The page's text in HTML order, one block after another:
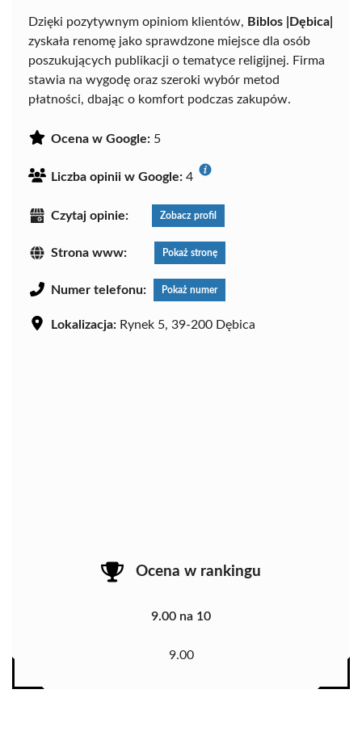
Dzięki pozytywnym opiniom klientów, Biblos |Dębica|
zyskała renomę jako sprawdzone miejsce dla osób
poszukujących publikacji o tematyce religijnej. Firma
stawia na wygodę oraz szeroki wybór metod
płatności, dbając o komfort podczas zakupów.
Ocena w Google: 5
Liczba opinii w Google: 4
Czytaj opinie: Zobacz profil
Strona www: Pokaż stronę
Numer telefonu: Pokaż numer
Lokalizacja: Rynek 5, 39-200 Dębica
Ocena w rankingu
9.00 na 10
9.00